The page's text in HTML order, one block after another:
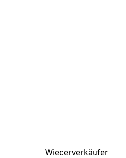
Wiederverkäufer